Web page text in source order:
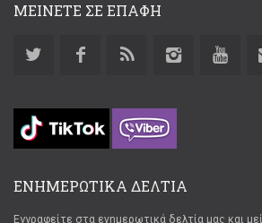
ΜΕΙΝΕΤΕ ΣΕ ΕΠΑΦΗ
ΕΝΗΜΕΡΩΤΙΚΑ ΔΕΛΤΙΑ
Εγγραφείτε στα ενημερωτικά δελτία μας και